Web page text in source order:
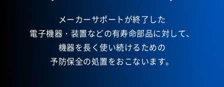
メーカーサポートが終了した
電子機器・装置などの有寿命部品に対して、
機器を長く使い続けるための
予防保全の処置をおこないます。